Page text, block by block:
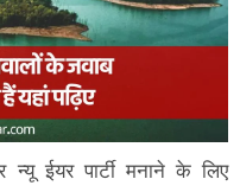
न्यू ईयर पार्टी मनाने के लिए